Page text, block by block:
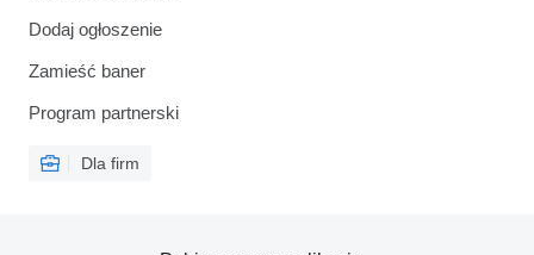
Dodaj ogłoszenie
Zamieść baner
Program partnerski
Dla firm